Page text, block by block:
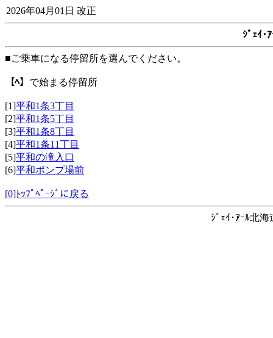
2026年04月01日 改正
ｼﾞｪｲ･
■ご乗車になる停留所を選んでください。
【ﾍ】 で始まる停留所
[1]平和1条3丁目
[2]平和1条5丁目
[3]平和1条8丁目
[4]平和1条11丁目
[5]平和の滝入口
[6]平和ポンプ場前
[0]ﾄｯﾌﾟﾍﾟｰｼﾞに戻る
ｼﾞｪｲ･ｱｰﾙ北